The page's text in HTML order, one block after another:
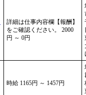
詳細は仕事内容欄【報酬】
をご確認ください。 2000
円 ～ 0円
時給 1165円 ～ 1457円